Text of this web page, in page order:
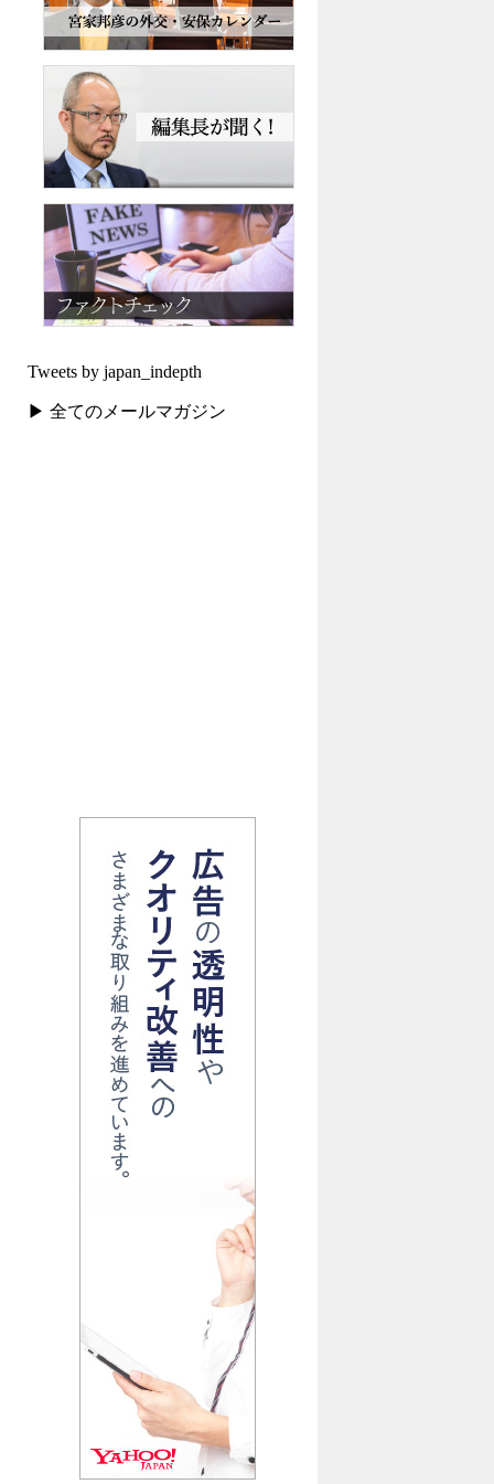
Tweets by japan_indepth
▶ 全てのメールマガジン